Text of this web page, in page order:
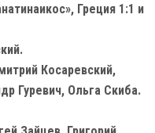
Греция 1:1 и
Косаревский,
Гуревич, Ольга Скиба.